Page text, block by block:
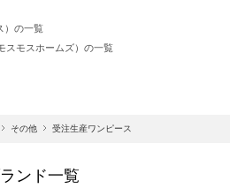
）の一覧
スモスホームズ）の一覧
バイサマンサモスモス）の一覧
ス ブルー）の一覧
その他 受注生産ワンピース
ンド一覧